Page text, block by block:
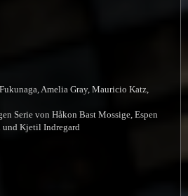
Amelia Gray, Mauricio Katz,
Serie von Håkon Bast Mossige, Espen
und Kjetil Indregard